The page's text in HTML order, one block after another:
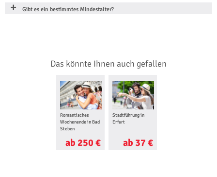
Gibt es ein bestimmtes Mindestalter?
Das könnte Ihnen auch gefallen
Romantisches
Wochenende in Bad
Steben
ab 250 €
Stadtführung in
Erfurt
ab 37 €